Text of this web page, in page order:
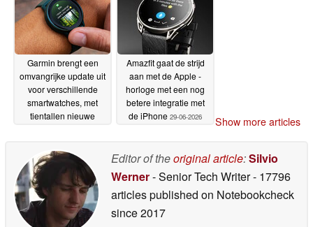
Garmin brengt een
omvangrijke update uit
voor verschillende
smartwatches, met
tientallen nieuwe
Amazfit gaat de strijd
aan met de Apple -
horloge met een nog
betere integratie met
de iPhone 29-06-2026 Show more articles
Editor of theoriginal article:Silvio
Werner- Senior Tech Writer- 17796
articles published on Notebookcheck
since 2017